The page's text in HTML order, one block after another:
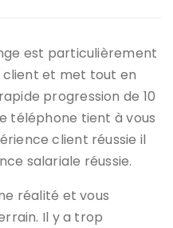
est particulièrement
et met tout en
progression de 10
téléphone tient à vous
client réussie il
salariale réussie.
réalité et vous
Il y a trop